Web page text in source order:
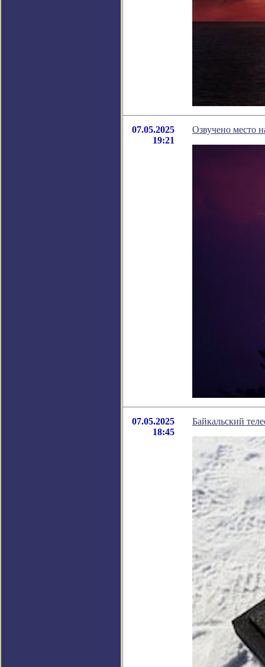
07.05.2025
19:21
Озвучено место
07.05.2025
18:45
Байкальский